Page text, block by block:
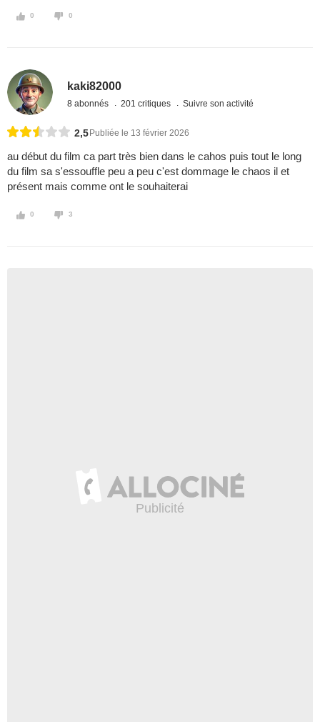
0 0
kaki82000
8 abonnés 201 critiques Suivre son activité
2,5 Publiée le 13 février 2026
au début du film ca part très bien dans le cahos puis tout le long
du film sa s'essouffle peu a peu c'est dommage le chaos il et
présent mais comme ont le souhaiterai
0 3